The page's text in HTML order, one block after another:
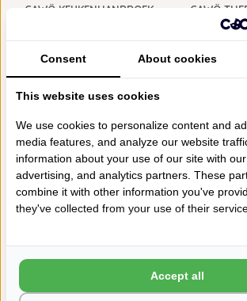
CAWÖ KEUKENHANDDOEK
CAWÖ
Consent About cookies
This website uses cookies
We use cookies to personalize content and
media features, and analyze our website
information about your use of our site with our
advertising, and analytics partners. These
combine it with other information you've
they've collected from your use of their
Accept all